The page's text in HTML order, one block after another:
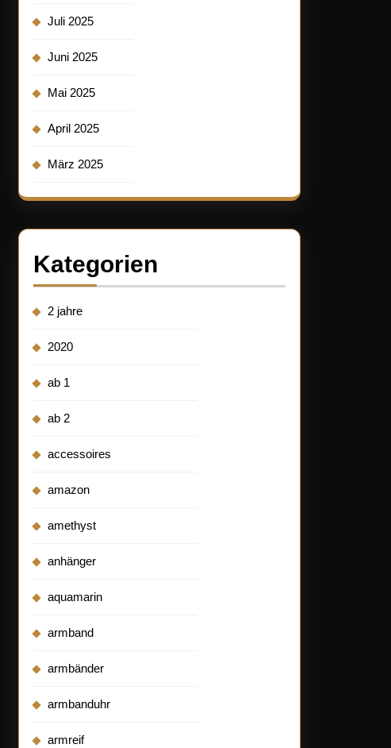
Juli 2025
Juni 2025
Mai 2025
April 2025
März 2025
Kategorien
2 jahre
2020
ab 1
ab 2
accessoires
amazon
amethyst
anhänger
aquamarin
armband
armbänder
armbanduhr
armreif